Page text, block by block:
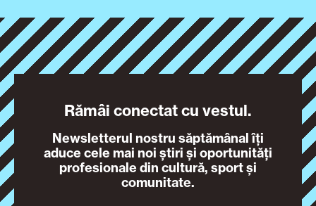
Rămâi conectat cu vestul.
Newsletterul nostru săptămânal îți
aduce cele mai noi știri și oportunități
profesionale din cultură, sport și
comunitate.